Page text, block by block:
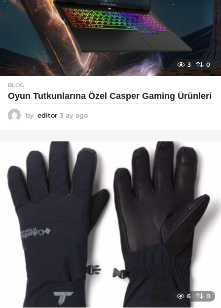
3 0
BLOG
Oyun Tutkunlarına Özel Casper Gaming Ürünleri
by editor 3 ay ago
g
6 0